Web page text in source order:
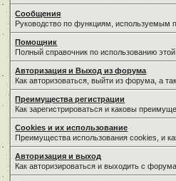
Сообщения
Руководство по функциям, используемым
Помощник
Полный справочник по использованию
Авторизация и Выход из форума
Как авторизоваться, выйти из форума, а
Преимущества регистрации
Как зарегистрироваться и каковы
Cookies и их использование
Преимущества использования cookies, и
Авторизация и выход
Как авторизироваться и выходить с